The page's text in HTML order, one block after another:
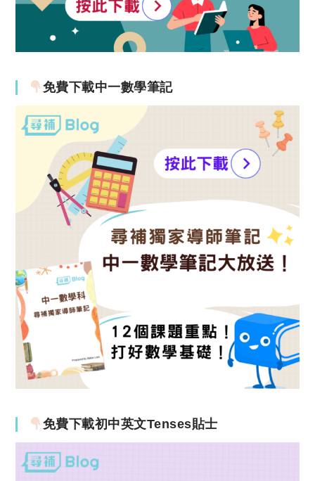
免費下載中一數學筆記
免費下載初中英文Tenses貼士